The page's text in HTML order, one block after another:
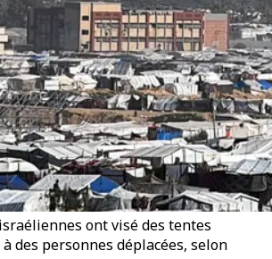
ont visé des tentes
des personnes déplacées, selon